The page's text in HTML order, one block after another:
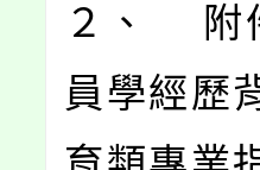
２、 附
員學經歷